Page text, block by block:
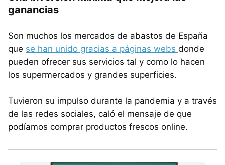
ganancias
Son muchos los mercados de abastos de España
que se han unido gracias a páginas webs donde
pueden ofrecer sus servicios tal y como lo hacen
los supermercados y grandes superficies.
Tuvieron su impulso durante la pandemia y a través
de las redes sociales, caló el mensaje de que
podíamos comprar productos frescos online.